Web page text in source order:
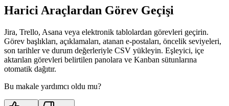
Harici Araçlardan Görev Geçişi
Jira, Trello, Asana veya elektronik tablolardan görevleri geçirin.
Görev başlıkları, açıklamaları, atanan e-postaları, öncelik seviyeleri,
son tarihler ve durum değerleriyle CSV yükleyin. Eşleyici, içe
aktarılan görevleri belirtilen panolara ve Kanban sütunlarına
otomatik dağıtır.
Bu makale yardımcı oldu mu?